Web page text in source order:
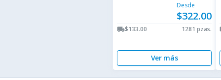
Desde
$322.00
local_shipping$133.00 1281 pzas.
Ver más